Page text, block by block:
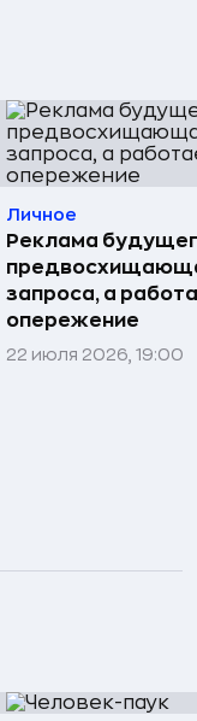
Личное
Реклама
запроса, а
опережение
22 июля 2026, 19:00